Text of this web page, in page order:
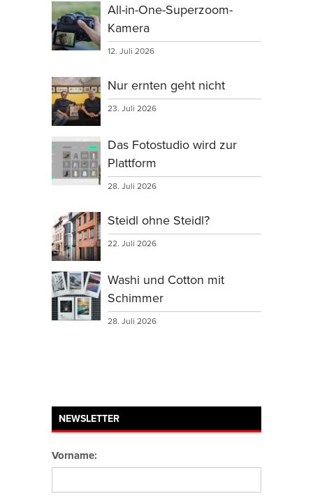
All-in-One-Superzoom-
Kamera
12. Juli 2026
Nur ernten geht nicht
23. Juli 2026
Das Fotostudio wird zur
Plattform
28. Juli 2026
Steidl ohne Steidl?
22. Juli 2026
Washi und Cotton mit
Schimmer
28. Juli 2026
NEWSLETTER
Vorname: